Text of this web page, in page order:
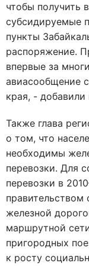
чтобы получить
субсидируемые
пункты
распоряжение.
впервые за
авиасообщение
края, -
Также глава
о том, что
необходимы
перевозки. Для
перевозки в
правительством
железной
маршрутной
пригородных
к росту